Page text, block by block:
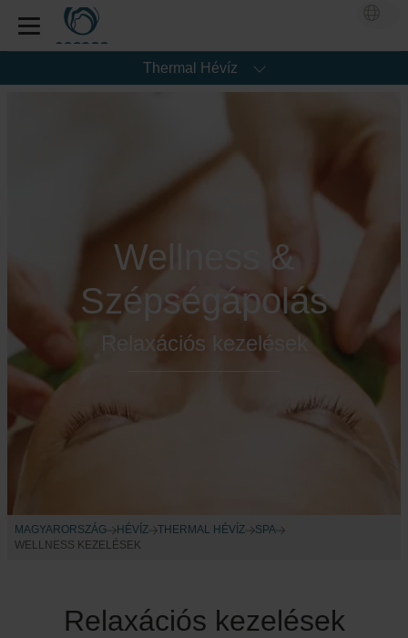
Thermal Hévíz
Wellness &
Szépségápolás
Relaxációs kezelések
MAGYARORSZÁG HÉVÍZ THERMAL HÉVÍZ
SPA
WELLNESS KEZELÉSEK
Relaxációs kezelések